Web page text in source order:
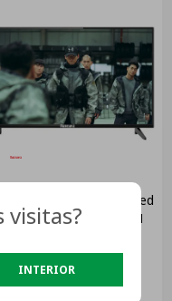
Tv Microsonic 32'' Led
Android Leddgsm32b1
USD135
visitas?
INTERIOR